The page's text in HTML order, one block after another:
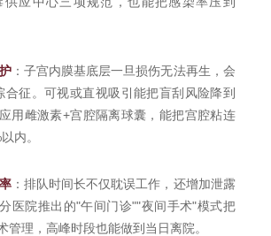
：子宫内膜基底层一旦损伤无法再生，会
合征。可视或直视吸引能把盲刮风险降到
用雌激素+宫腔隔离球囊，能把宫腔粘连
内。
：排队时间长不仅耽误工作，还增加泄露
医院推出的"午间门诊""夜间手术"模式把
管理，高峰时段也能做到当日离院。